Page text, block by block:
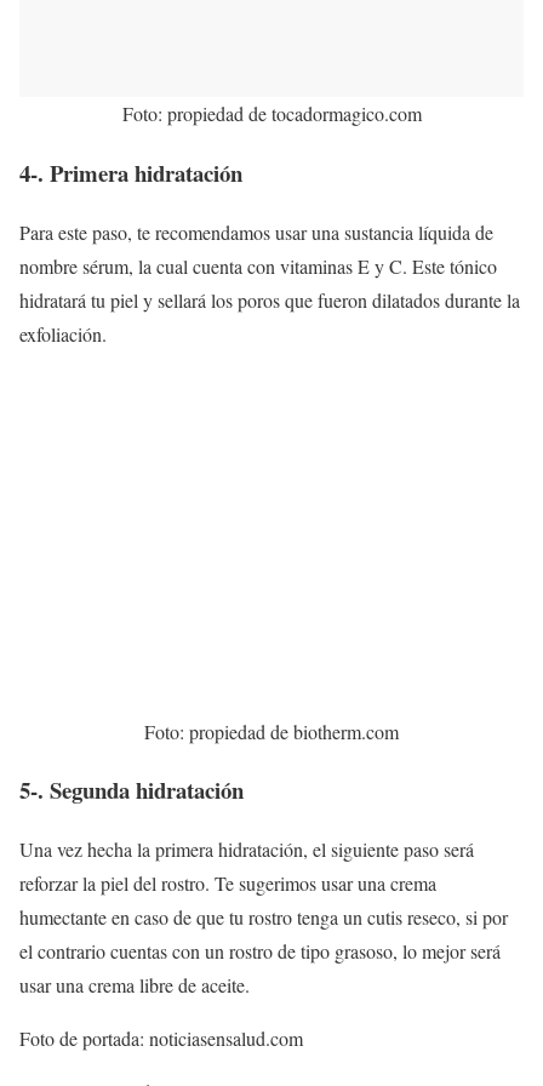
Foto: propiedad de tocadormagico.com
4-. Primera hidratación
Para este paso, te recomendamos usar una sustancia líquida de
nombre sérum, la cual cuenta con vitaminas E y C. Este tónico
hidratará tu piel y sellará los poros que fueron dilatados durante la
exfoliación.
Foto: propiedad de biotherm.com
5-. Segunda hidratación
Una vez hecha la primera hidratación, el siguiente paso será
reforzar la piel del rostro. Te sugerimos usar una crema
humectante en caso de que tu rostro tenga un cutis reseco, si por
el contrario cuentas con un rostro de tipo grasoso, lo mejor será
usar una crema libre de aceite.
Foto de portada: noticiasensalud.com